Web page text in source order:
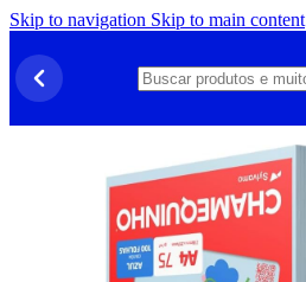
Skip to navigation Skip to main content